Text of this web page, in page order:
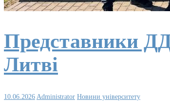
Представники
Литві
10.06.2026 Administrator Новини університету